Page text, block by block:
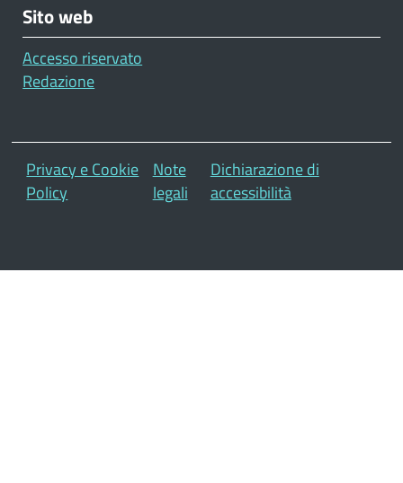
Sito web
Accesso riservato
Redazione
Footer
Privacy e Cookie
Policy
Note
legali
Dichiarazione di
accessibilità